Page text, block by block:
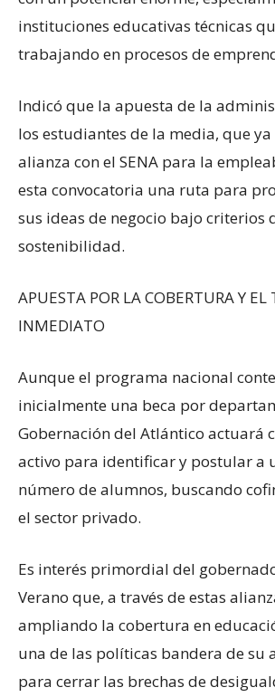
instituciones educativas técnicas
trabajando en procesos de
Indicó que la apuesta de la
los estudiantes de la media, que
alianza con el SENA para la
esta convocatoria una ruta para
sus ideas de negocio bajo criterios
sostenibilidad.
APUESTA POR LA COBERTURA Y EL
INMEDIATO
Aunque el programa nacional
inicialmente una beca por
Gobernación del Atlántico actuará
activo para identificar y postular a
número de alumnos, buscando
el sector privado.
Es interés primordial del
Verano que, a través de estas
ampliando la cobertura en
una de las políticas bandera de su
para cerrar las brechas de